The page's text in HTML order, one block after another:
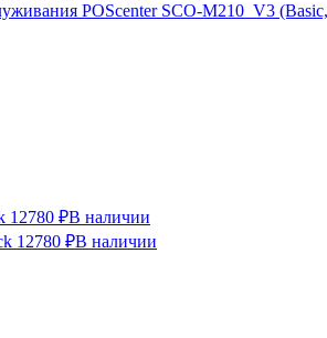
POScenter SCO-M210_V3
12780 ₽В наличии
12780 ₽В наличии